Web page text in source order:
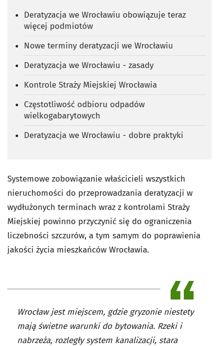
Deratyzacja we Wrocławiu obowiązuje teraz
więcej podmiotów
Nowe terminy deratyzacji we Wrocławiu
Deratyzacja we Wrocławiu - zasady
Kontrole Straży Miejskiej Wrocławia
Częstotliwość odbioru odpadów
wielkogabarytowych
Deratyzacja we Wrocławiu - dobre praktyki
Systemowe zobowiązanie właścicieli wszystkich
nieruchomości do przeprowadzania deratyzacji w
wydłużonych terminach wraz z kontrolami Straży
Miejskiej powinno przyczynić się do ograniczenia
liczebności szczurów, a tym samym do poprawienia
jakości życia mieszkańców Wrocławia.
Wrocław jest miejscem, gdzie gryzonie niestety
mają świetne warunki do bytowania. Rzeki i
nabrzeża, rozległy system kanalizacji, stara